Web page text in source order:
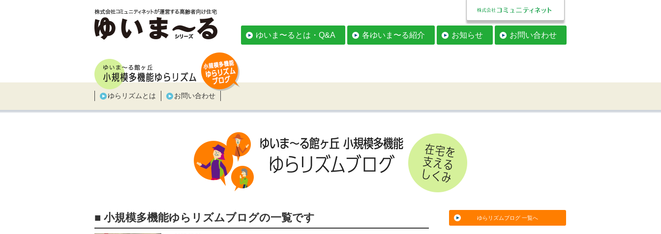
ゆいま〜るとは・Q&A 各ゆいま〜る紹介 お知らせ お問い合わせ
ゆらリズムとは お問い合わせ
■ 小規模多機能ゆらリズムブログの一覧です ゆらリズムブログ 一覧へ